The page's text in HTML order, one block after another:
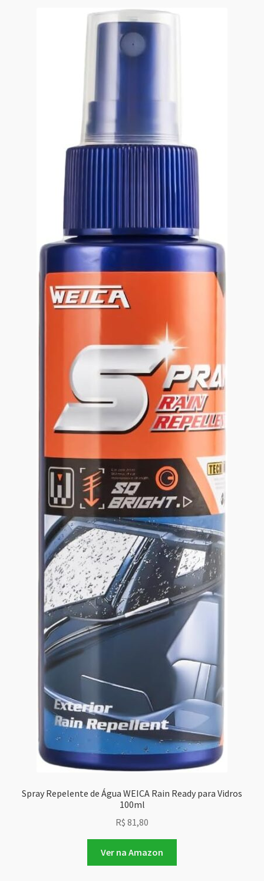
Spray Repelente de Água WEICA Rain Ready para Vidros
100ml
R$ 81,80
Ver na Amazon